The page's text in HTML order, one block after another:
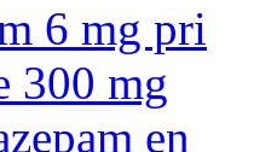
6 mg pri
300 mg
en